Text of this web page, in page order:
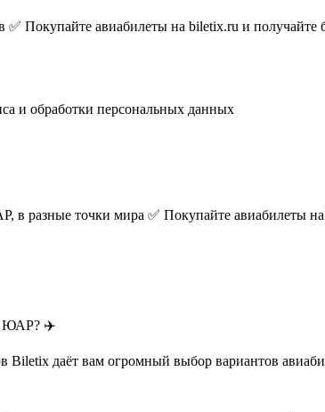
Покупайте авиабилеты на biletix.ru и
и обработки персональных данных
разные точки мира ✅ Покупайте авиабилеты
ЮАР? ✈️
даёт вам огромный выбор вариантов